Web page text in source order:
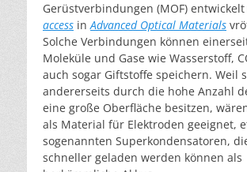
Gerüstverbindungen (MOF)
access inAdvanced Optical Materials
Solche Verbindungen können
Moleküle und Gase wie Wasserstoff,
auch sogar Giftstoffe speichern. Weil
andererseits durch die hohe Anzahl
eine große Oberfläche besitzen,
als Material für Elektroden geeignet,
sogenannten Superkondensatoren,
schneller geladen werden können als